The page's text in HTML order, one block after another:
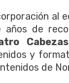
al
de
y
de